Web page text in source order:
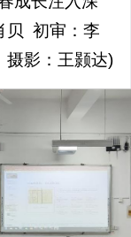
贝 初审：李
影：王颢达)